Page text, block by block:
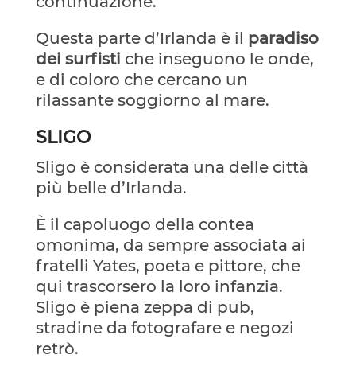
Questa parte d’Irlanda è il paradiso
dei surfisti che inseguono le onde,
e di coloro che cercano un
rilassante soggiorno al mare.
SLIGO
Sligo è considerata una delle città
più belle d’Irlanda.
È il capoluogo della contea
omonima, da sempre associata ai
fratelli Yates, poeta e pittore, che
qui trascorsero la loro infanzia.
Sligo è piena zeppa di pub,
stradine da fotografare e negozi
retrò.